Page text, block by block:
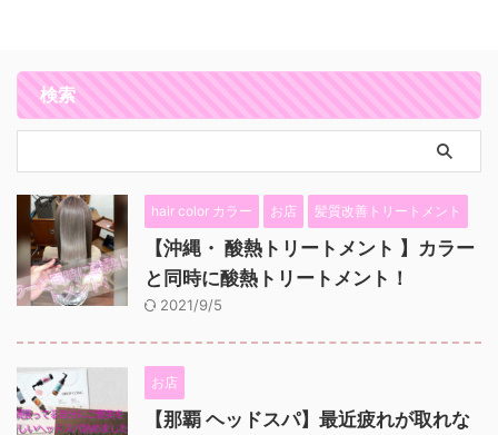
検索
hair color カラー お店 髪質改善トリートメント
【沖縄・ 酸熱トリートメント 】カラー
と同時に酸熱トリートメント！
2021/9/5
お店
【那覇 ヘッドスパ】最近疲れが取れな